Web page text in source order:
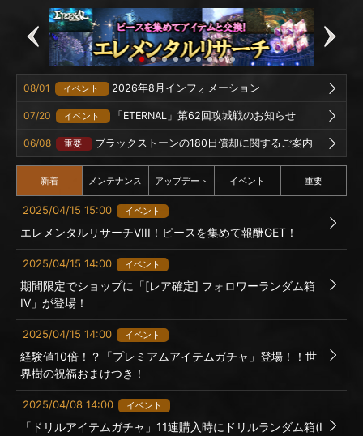
08/01 イベント 2026年8月インフォメーション
07/20 イベント 「ETERNAL」第62回攻城戦のお知らせ
06/08 重要 ブラックストーンの180日償却に関するご案内
新着 メンテナンス アップデート イベント 重要
2025/04/15 15:00 イベント
エレメンタルリサーチVIII！ピースを集めて報酬GET！
2025/04/15 14:00 イベント
期間限定でショップに「[レア確定] フォロワーランダム箱
IV」が登場！
2025/04/15 14:00 イベント
経験値10倍！？「プレミアムアイテムガチャ」登場！！世
界樹の祝福おまけつき！
2025/04/08 14:00 イベント
「ドリルアイテムガチャ」11連購入時にドリルランダム箱(I